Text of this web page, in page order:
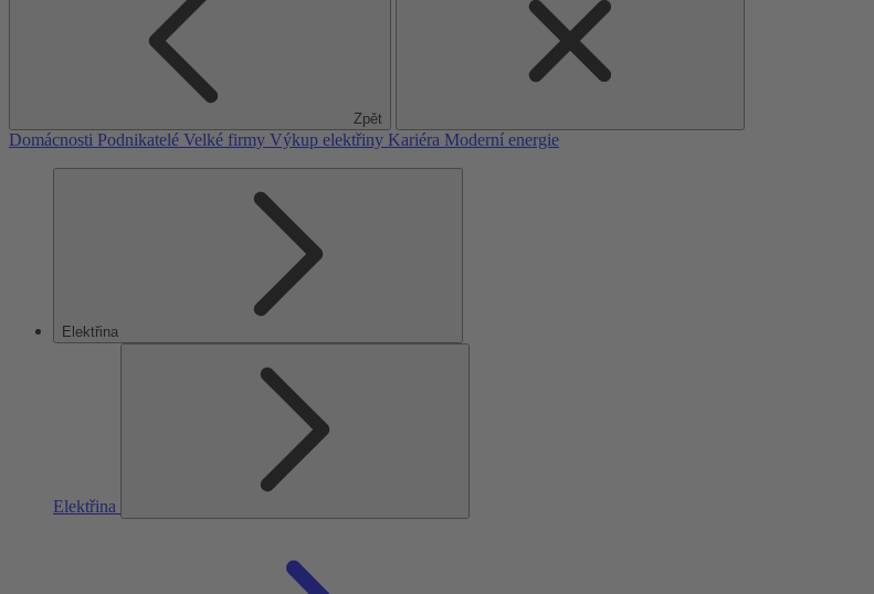
Zpět
Domácnosti Podnikatelé Velké firmy Výkup elektřiny Kariéra Moderní energie
Elektřina
Elektřina